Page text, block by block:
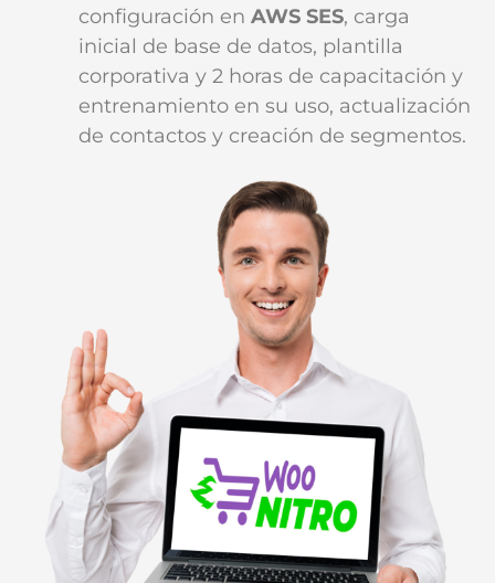
configuración en AWS SES, carga
inicial de base de datos, plantilla
corporativa y 2 horas de capacitación y
entrenamiento en su uso, actualización
de contactos y creación de segmentos.